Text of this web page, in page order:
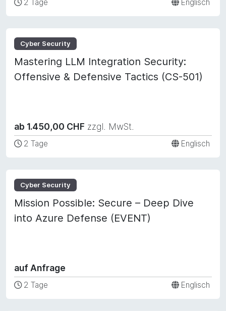
2 Tage Englisch
Cyber Security
Mastering LLM Integration Security:
Offensive & Defensive Tactics (CS-501)
ab 1.450,00 CHF zzgl. MwSt.
2 Tage Englisch
Cyber Security
Mission Possible: Secure – Deep Dive
into Azure Defense (EVENT)
auf Anfrage
2 Tage Englisch